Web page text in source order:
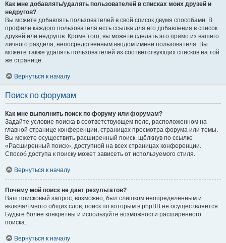
Как мне добавлять/удалять пользователей в списках моих друзей и
недругов?
Вы можете добавлять пользователей в свой список двумя способами. В
профиле каждого пользователя есть ссылка для его добавления в список
друзей или недругов. Кроме того, вы можете сделать это прямо из вашего
личного раздела, непосредственным вводом имени пользователя. Вы
можете также удалять пользователей из соответствующих списков на той
же странице.
Вернуться к началу
Поиск по форумам
Как мне выполнить поиск по форуму или форумам?
Задайте условие поиска в соответствующем поле, расположенном на
главной странице конференции, страницах просмотра форума или темы.
Вы можете осуществить расширенный поиск, щёлкнув по ссылке
«Расширенный поиск», доступной на всех страницах конференции.
Способ доступа к поиску может зависеть от используемого стиля.
Вернуться к началу
Почему мой поиск не даёт результатов?
Ваш поисковый запрос, возможно, был слишком неопределённым и
включал много общих слов, поиск по которым в phpBB не осуществляется.
Будьте более конкретны и используйте возможности расширенного
поиска.
Вернуться к началу